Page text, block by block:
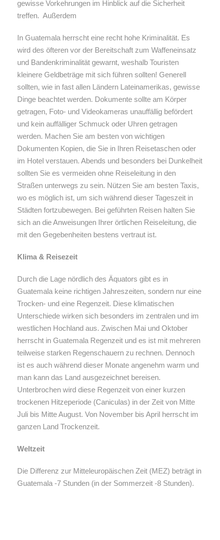
gewisse Vorkehrungen im Hinblick auf die Sicherheit
treffen. Außerdem
In Guatemala herrscht eine recht hohe Kriminalität. Es
wird des öfteren vor der Bereitschaft zum Waffeneinsatz
und Bandenkriminalität gewarnt, weshalb Touristen
kleinere Geldbeträge mit sich führen sollten! Generell
sollten, wie in fast allen Ländern Lateinamerikas, gewisse
Dinge beachtet werden. Dokumente sollte am Körper
getragen, Foto- und Videokameras unauffällig befördert
und kein auffälliger Schmuck oder Uhren getragen
werden. Machen Sie am besten von wichtigen
Dokumenten Kopien, die Sie in Ihren Reisetaschen oder
im Hotel verstauen. Abends und besonders bei Dunkelheit
sollten Sie es vermeiden ohne Reiseleitung in den
Straßen unterwegs zu sein. Nützen Sie am besten Taxis,
wo es möglich ist, um sich während dieser Tageszeit in
Städten fortzubewegen. Bei geführten Reisen halten Sie
sich an die Anweisungen Ihrer örtlichen Reiseleitung, die
mit den Gegebenheiten bestens vertraut ist.
Klima & Reisezeit
Durch die Lage nördlich des Äquators gibt es in
Guatemala keine richtigen Jahreszeiten, sondern nur eine
Trocken- und eine Regenzeit. Diese klimatischen
Unterschiede wirken sich besonders im zentralen und im
westlichen Hochland aus. Zwischen Mai und Oktober
herrscht in Guatemala Regenzeit und es ist mit mehreren
teilweise starken Regenschauern zu rechnen. Dennoch
ist es auch während dieser Monate angenehm warm und
man kann das Land ausgezeichnet bereisen.
Unterbrochen wird diese Regenzeit von einer kurzen
trockenen Hitzeperiode (Caniculas) in der Zeit von Mitte
Juli bis Mitte August. Von November bis April herrscht im
ganzen Land Trockenzeit.
Weltzeit
Die Differenz zur Mitteleuropäischen Zeit (MEZ) beträgt in
Guatemala -7 Stunden (in der Sommerzeit -8 Stunden).